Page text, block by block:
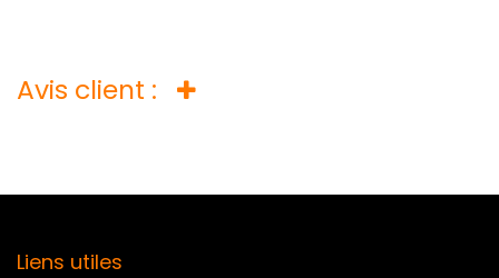
Avis client :
Liens utiles